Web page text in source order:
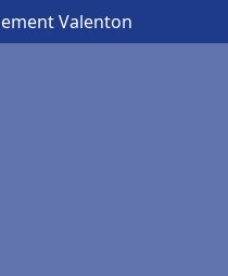
Valenton